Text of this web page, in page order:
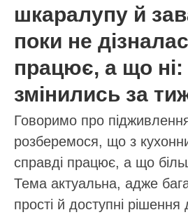
шкаралупу й
поки не
працює, а що ні:
змінились за
Говоримо про
розберемося, що з
справді працює, а що
Тема актуальна, адже
прості й доступні рішення